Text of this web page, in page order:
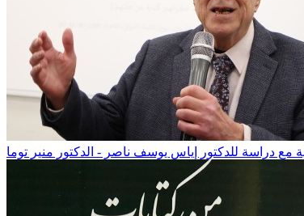
دراسة للدكتور إياس يوسف ناصر - الدكتور منير توما